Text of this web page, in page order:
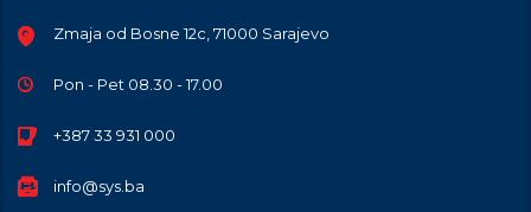
Zmaja od Bosne 12c, 71000 Sarajevo
Pon - Pet 08.30 - 17.00
+387 33 931 000
info@sys.ba